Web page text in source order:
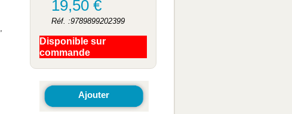
19,50 €
Réf. :9789899202399
Disponible sur
commande
Ajouter